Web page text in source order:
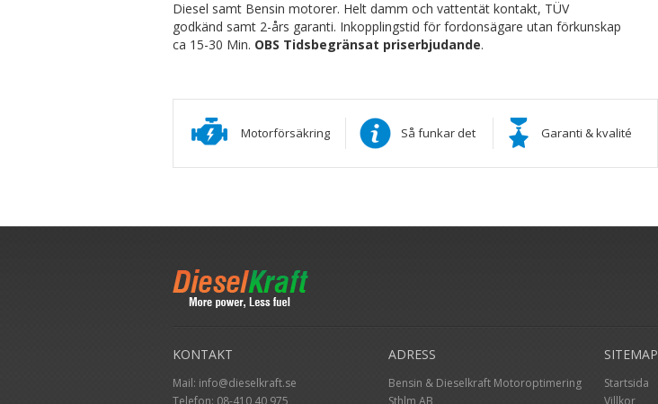
Diesel samt Bensin motorer. Helt damm och vattentät kontakt, TÜV
godkänd samt 2-års garanti. Inkopplingstid för fordonsägare utan förkunskap
ca 15-30 Min. OBS Tidsbegränsat priserbjudande.
Motorförsäkring Så funkar det Garanti & kvalité
KONTAKT
Mail: info@dieselkraft.se
Telefon: 08-410 40 975
ADRESS
Bensin & Dieselkraft Motoroptimering
Sthlm AB
SITEMAP
Startsida
Villkor